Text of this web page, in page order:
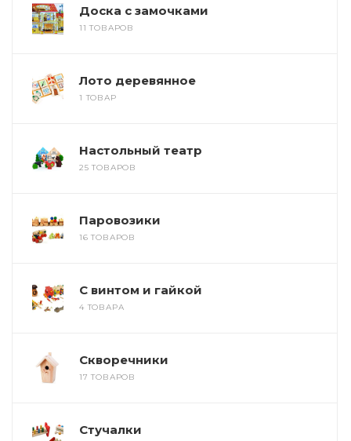
Доска с замочками
11 ТОВАРОВ
Лото деревянное
1 ТОВАР
Настольный театр
25 ТОВАРОВ
Паровозики
16 ТОВАРОВ
С винтом и гайкой
4 ТОВАРА
Скворечники
17 ТОВАРОВ
Стучалки